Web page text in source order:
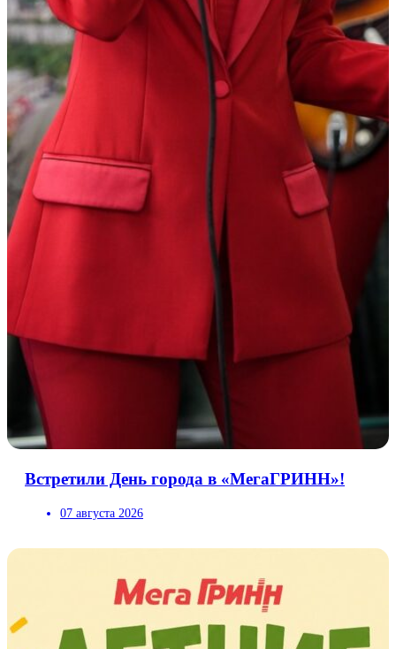
Встретили День города в «МегаГРИНН»!
07 августа 2026